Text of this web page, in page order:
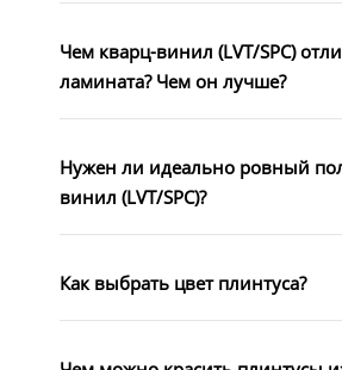
Чем кварц-винил (LVT/SPC)
ламината? Чем он лучше?
Нужен ли идеально ровный
винил (LVT/SPC)?
Как выбрать цвет плинтуса?